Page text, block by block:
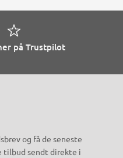
på Trustpilot
og få de seneste
tilbud sendt direkte i